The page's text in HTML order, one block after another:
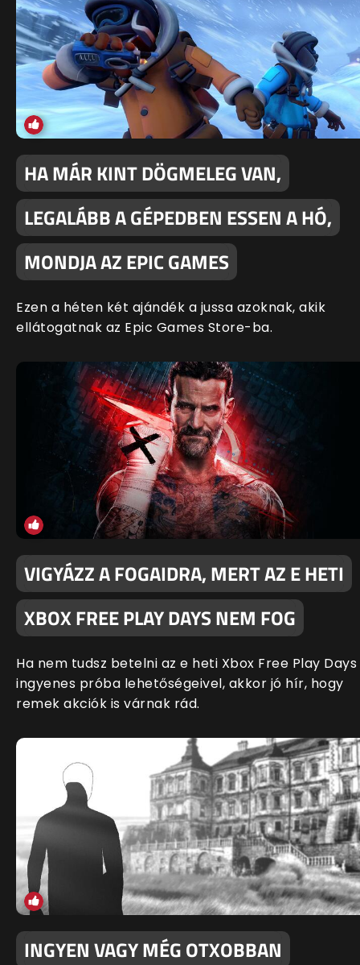
HA MÁR KINT DÖGMELEG VAN,
LEGALÁBB A GÉPEDBEN ESSEN A HÓ,
MONDJA AZ EPIC GAMES
Ezen a héten két ajándék a jussa azoknak, akik
ellátogatnak az Epic Games Store-ba.
VIGYÁZZ A FOGAIDRA, MERT AZ E HETI
XBOX FREE PLAY DAYS NEM FOG
Ha nem tudsz betelni az e heti Xbox Free Play Days
ingyenes próba lehetőségeivel, akkor jó hír, hogy
remek akciók is várnak rád.
INGYEN VAGY MÉG OTXOBBAN